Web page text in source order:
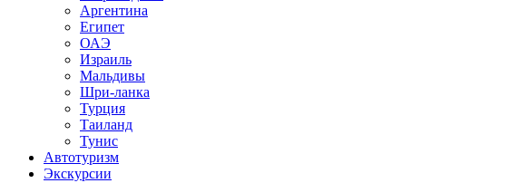
Аргентина
Египет
ОАЭ
Израиль
Мальдивы
Шри-ланка
Турция
Таиланд
Тунис
Автотуризм
Экскурсии